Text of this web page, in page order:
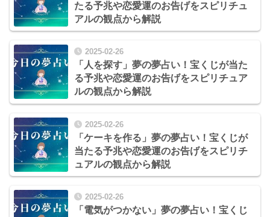
たる予兆や恋愛運のお告げをスピリチュ
アルの観点から解説
2025-02-26
「人を探す」夢の夢占い！宝くじが当た
る予兆や恋愛運のお告げをスピリチュア
ルの観点から解説
2025-02-26
「ケーキを作る」夢の夢占い！宝くじが
当たる予兆や恋愛運のお告げをスピリチ
ュアルの観点から解説
2025-02-26
「電気がつかない」夢の夢占い！宝くじ